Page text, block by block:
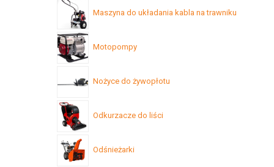
Maszyna do układania kabla na trawniku
Motopompy
Nożyce do żywopłotu
Odkurzacze do liści
Odśnieżarki